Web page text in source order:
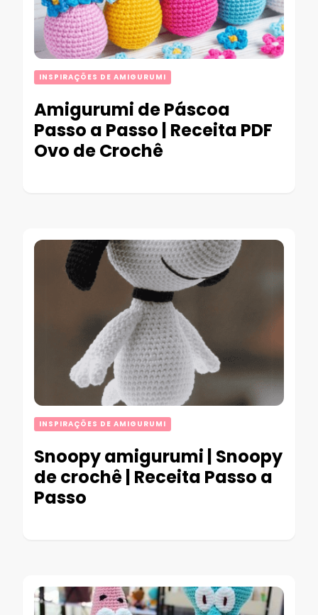
INSPIRAÇÕES DE AMIGURUMI
Amigurumi de Páscoa
Passo a Passo | Receita PDF
Ovo de Crochê
INSPIRAÇÕES DE AMIGURUMI
Snoopy amigurumi | Snoopy
de crochê | Receita Passo a
Passo